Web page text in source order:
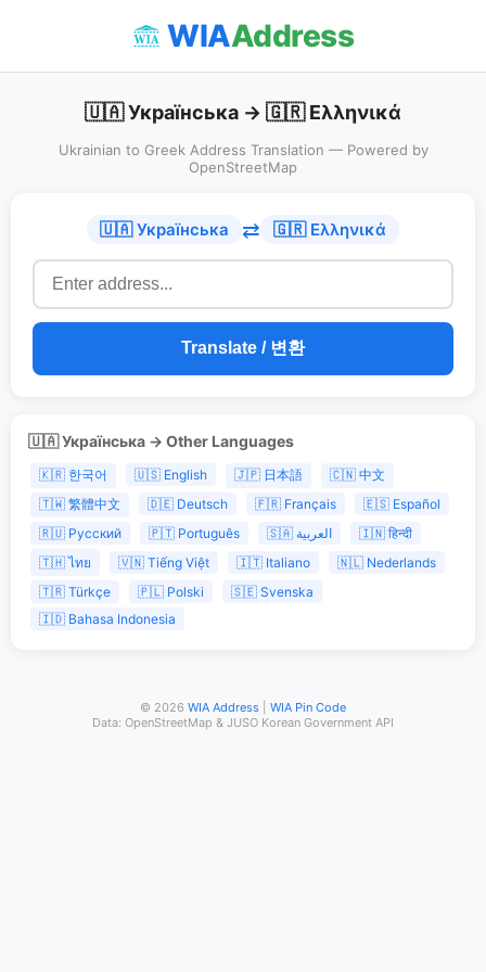
WIAAddress
🇺🇦 Українська → 🇬🇷 Ελληνικά
Ukrainian to Greek Address Translation — Powered by
OpenStreetMap
🇺🇦 Українська ⇄ 🇬🇷 Ελληνικά
Translate / 변환
🇺🇦 Українська → Other Languages
🇰🇷 한국어 🇺🇸 English 🇯🇵 日本語
🇨🇳 中文
🇹🇼 繁體中文
🇩🇪 Deutsch 🇫🇷 Français
🇪🇸 Español
🇷🇺 Русский
🇵🇹 Português 🇸🇦 العربية
🇮🇳 हिन्दी
🇹🇭 ไทย
🇻🇳 Tiếng Việt 🇮🇹 Italiano
🇳🇱 Nederlands
🇹🇷 Türkçe
🇵🇱 Polski
🇸🇪 Svenska
🇮🇩 Bahasa Indonesia
© 2026 WIA Address
WIA Pin Code
Data: OpenStreetMap & JUSO Korean Government API